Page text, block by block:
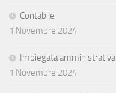
Contabile
1 Novembre 2024
Impiegata amministrativa
1 Novembre 2024